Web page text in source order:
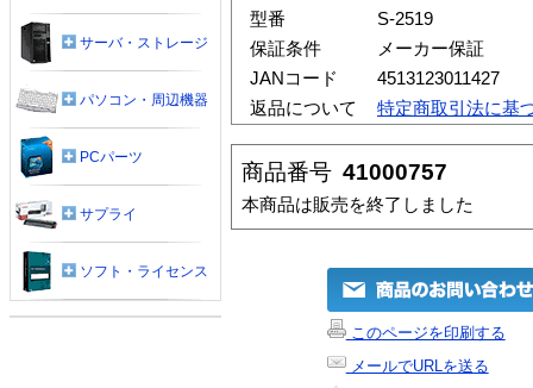
型番
S-2519
保証条件
メーカー保証
JANコード
4513123011427
返品について
特定商取引法に基
商品番号 41000757
本商品は販売を終了しました
このページを印刷する
メールでURLを送る
サーバ・ストレージ
パソコン・周辺機器
PCパーツ
サプライ
ソフト・ライセンス